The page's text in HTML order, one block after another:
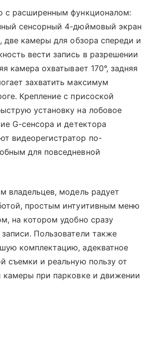
с расширенным функционалом:
сенсорный 4-дюймовый экран
две камеры для обзора спереди и
вести запись в разрешении
камера охватывает 170°, задняя
захватить максимум
Крепление с присоской
установку на лобовое
G-сенсора и детектора
видеорегистратор по-
для повседневной
владельцев, модель радует
простым интуитивным меню
на котором удобно сразу
Пользователи также
комплектацию, адекватное
съемки и реальную пользу от
камеры при парковке и движении